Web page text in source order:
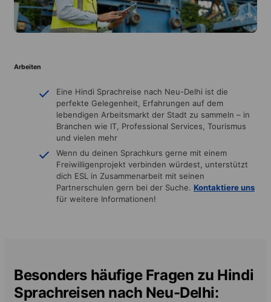
Arbeiten
Eine Hindi Sprachreise nach Neu-Delhi ist die
perfekte Gelegenheit, Erfahrungen auf dem
lebendigen Arbeitsmarkt der Stadt zu sammeln – in
Branchen wie IT, Professional Services, Tourismus
und vielen mehr
Wenn du deinen Sprachkurs gerne mit einem
Freiwilligenprojekt verbinden würdest, unterstützt
dich ESL in Zusammenarbeit mit seinen
Partnerschulen gern bei der Suche. Kontaktiere uns
für weitere Informationen!
Besonders häufige Fragen zu Hindi
Sprachreisen nach Neu-Delhi: